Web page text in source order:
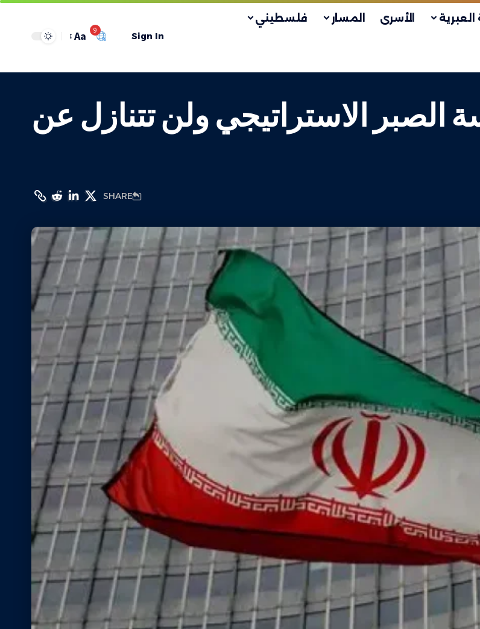
العبرية الأسرى المسار فلسطيني
Sign In
9
Aa
الصبر الاستراتيجي ولن تتنازل عن
SHARE